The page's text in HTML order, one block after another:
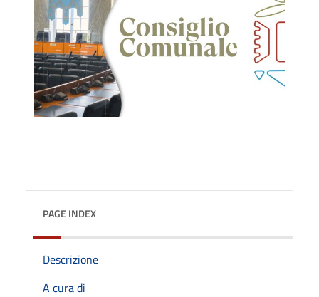
PAGE INDEX
Descrizione
A cura di